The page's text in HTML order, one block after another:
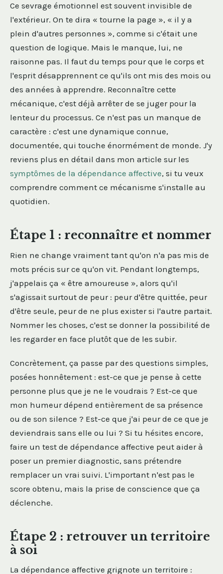
Ce sevrage émotionnel est souvent invisible de
l'extérieur. On te dira « tourne la page », « il y a
plein d'autres personnes », comme si c'était une
question de logique. Mais le manque, lui, ne
raisonne pas. Il faut du temps pour que le corps et
l'esprit désapprennent ce qu'ils ont mis des mois ou
des années à apprendre. Reconnaître cette
mécanique, c'est déjà arrêter de se juger pour la
lenteur du processus. Ce n'est pas un manque de
caractère : c'est une dynamique connue,
documentée, qui touche énormément de monde. J'y
reviens plus en détail dans mon article sur les
symptômes de la dépendance affective, si tu veux
comprendre comment ce mécanisme s'installe au
quotidien.
Étape 1 : reconnaître et nommer
Rien ne change vraiment tant qu'on n'a pas mis de
mots précis sur ce qu'on vit. Pendant longtemps,
j'appelais ça « être amoureuse », alors qu'il
s'agissait surtout de peur : peur d'être quittée, peur
d'être seule, peur de ne plus exister si l'autre partait.
Nommer les choses, c'est se donner la possibilité de
les regarder en face plutôt que de les subir.
Concrètement, ça passe par des questions simples,
posées honnêtement : est-ce que je pense à cette
personne plus que je ne le voudrais ? Est-ce que
mon humeur dépend entièrement de sa présence
ou de son silence ? Est-ce que j'ai peur de ce que je
deviendrais sans elle ou lui ? Si tu hésites encore,
faire un test de dépendance affective peut aider à
poser un premier diagnostic, sans prétendre
remplacer un vrai suivi. L'important n'est pas le
score obtenu, mais la prise de conscience que ça
déclenche.
Étape 2 : retrouver un territoire
à soi
La dépendance affective grignote un territoire :